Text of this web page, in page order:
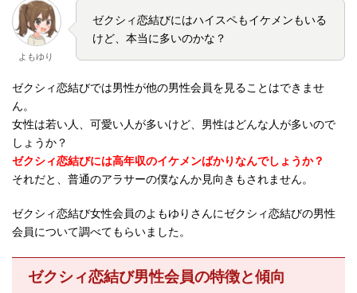
よもゆり
ゼクシィ恋結びにはハイスペもイケメンもいる
けど、本当に多いのかな？
ゼクシィ恋結びでは男性が他の男性会員を見ることはできませ
ん。
女性は若い人、可愛い人が多いけど、男性はどんな人が多いので
しょうか？
ゼクシィ恋結びには高年収のイケメンばかりなんでしょうか？
それだと、普通のアラサーの僕なんか見向きもされません。
ゼクシィ恋結び女性会員のよもゆりさんにゼクシィ恋結びの男性
会員について調べてもらいました。
ゼクシィ恋結び男性会員の特徴と傾向